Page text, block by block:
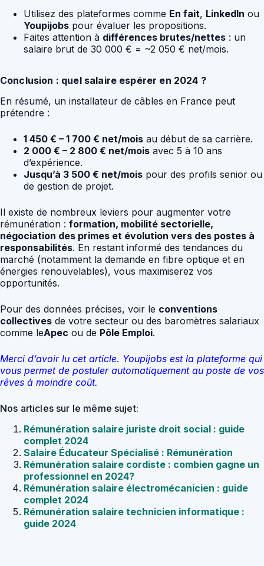
Utilisez des plateformes comme En fait, LinkedIn ou
Youpijobs pour évaluer les propositions.
Faites attention à différences brutes/nettes : un
salaire brut de 30 000 € = ~2 050 € net/mois.
Conclusion : quel salaire espérer en 2024 ?
En résumé, un installateur de câbles en France peut
prétendre :
1 450 € – 1 700 € net/mois au début de sa carrière.
2 000 € – 2 800 € net/mois avec 5 à 10 ans
d’expérience.
Jusqu’à 3 500 € net/mois pour des profils senior ou
de gestion de projet.
Il existe de nombreux leviers pour augmenter votre
rémunération : formation, mobilité sectorielle,
négociation des primes et évolution vers des postes à
responsabilités. En restant informé des tendances du
marché (notamment la demande en fibre optique et en
énergies renouvelables), vous maximiserez vos
opportunités.
Pour des données précises, voir le conventions
collectives de votre secteur ou des baromètres salariaux
comme leApec ou de Pôle Emploi.
Merci d’avoir lu cet article. Youpijobs est la plateforme qui
vous permet de postuler automatiquement au poste de vos
rêves à moindre coût.
Nos articles sur le même sujet:
Rémunération salaire juriste droit social : guide
complet 2024
Salaire Éducateur Spécialisé : Rémunération
Rémunération salaire cordiste : combien gagne un
professionnel en 2024?
Rémunération salaire électromécanicien : guide
complet 2024
Rémunération salaire technicien informatique :
guide 2024